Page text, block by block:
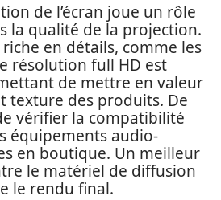
de l’écran joue un rôle
la qualité de la projection.
en détails, comme les
résolution full HD est
de mettre en valeur
texture des produits. De
vérifier la compatibilité
équipements audio-
en boutique. Un meilleur
le matériel de diffusion
le rendu final.